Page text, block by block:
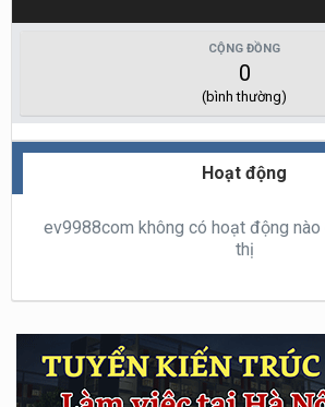
CỘNG ĐỒNG
0
(bình thường)
Hoạt động
ev9988com không có hoạt động nào
thị